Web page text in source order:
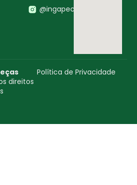
@ingapecasagricolas
direitos
Política de Privacidade